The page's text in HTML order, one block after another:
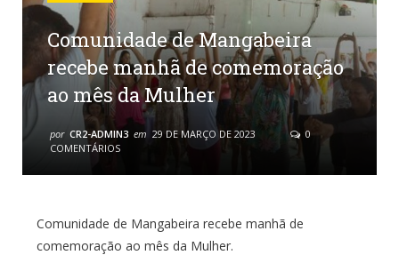
Comunidade de Mangabeira
recebe manhã de comemoração
ao mês da Mulher
por CR2-ADMIN3 em 29 DE MARÇO DE 2023
0
COMENTÁRIOS
Comunidade de Mangabeira recebe manhã de
comemoração ao mês da Mulher.